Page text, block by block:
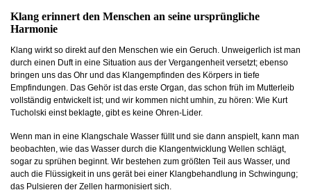
Klang erinnert den Menschen an seine ursprüngliche
Harmonie
Klang wirkt so direkt auf den Menschen wie ein Geruch. Unweigerlich ist man
durch einen Duft in eine Situation aus der Vergangenheit versetzt; ebenso
bringen uns das Ohr und das Klangempfinden des Körpers in tiefe
Empfindungen. Das Gehör ist das erste Organ, das schon früh im Mutterleib
vollständig entwickelt ist; und wir kommen nicht umhin, zu hören: Wie Kurt
Tucholski einst beklagte, gibt es keine Ohren-Lider.
Wenn man in eine Klangschale Wasser füllt und sie dann anspielt, kann man
beobachten, wie das Wasser durch die Klangentwicklung Wellen schlägt,
sogar zu sprühen beginnt. Wir bestehen zum größten Teil aus Wasser, und
auch die Flüssigkeit in uns gerät bei einer Klangbehandlung in Schwingung;
das Pulsieren der Zellen harmonisiert sich.